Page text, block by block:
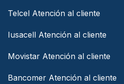
Telcel Atención al cliente
Iusacell Atención al cliente
Movistar Atención al cliente
Bancomer Atención al cliente